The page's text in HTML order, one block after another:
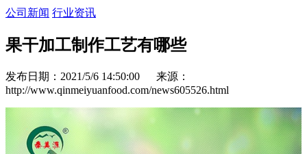
公司新闻 行业资讯
果干加工制作工艺有哪些
发布日期：2021/5/6 14:50:00 来源：
http://www.qinmeiyuanfood.com/news605526.html